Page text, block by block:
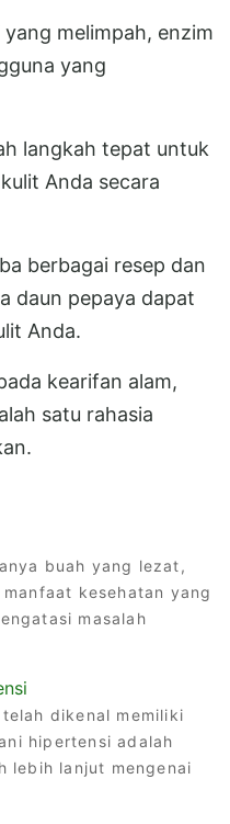
melimpah, enzim
yang
langkah tepat untuk
Anda secara
berbagai resep dan
daun pepaya dapat
Anda.
kearifan alam,
satu rahasia
buah yang lezat,
kesehatan yang
masalah
dikenal memiliki
hipertensi adalah
lebih lanjut mengenai